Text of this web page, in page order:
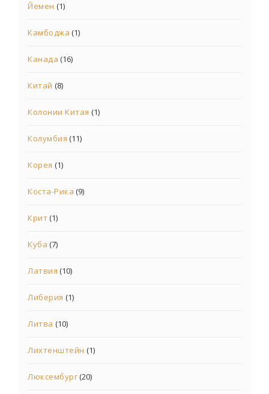
Йемен (1)
Камбоджа (1)
Канада (16)
Китай (8)
Колонии Китая (1)
Колумбия (11)
Корея (1)
Коста-Рика (9)
Крит(1)
Куба (7)
Латвия (10)
Либерия (1)
Литва (10)
Лихтенштейн (1)
Люксембург(20)